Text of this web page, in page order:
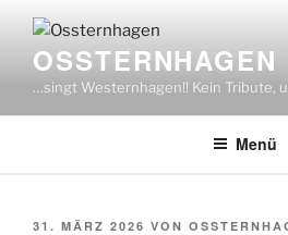
Inhalt
springenOSSTERNHAGEN
…singt Westernhagen!! Kein Tribute,
Menü
VERÖFFENTLICHT
31. MÄRZ 2026 VON